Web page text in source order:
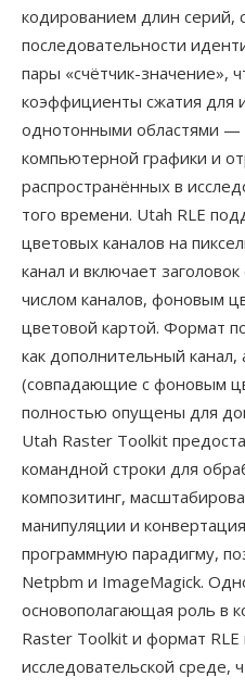
кодированием длин
последовательности
пары «счётчик-значение»,
коэффициенты сжатия для
однотонными областями —
компьютерной графики и
распространённых в
того времени. Utah RLE
цветовых каналов на
канал и включает
числом каналов, фоновым
цветовой картой. Формат
как дополнительный канал,
(совпадающие с фоновым
полностью опущены для
Utah Raster Toolkit
командной строки для
композитинг,
манипуляции и
программную парадигму,
Netpbm и ImageMagick.
основополагающая роль в
Raster Toolkit и формат RLE
исследовательской среде,